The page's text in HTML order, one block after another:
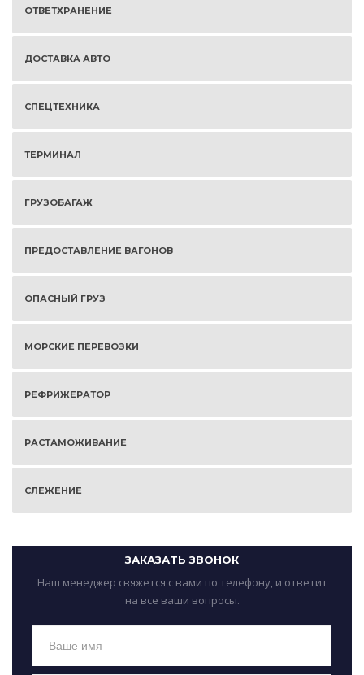
ОТВЕТХРАНЕНИЕ
ДОСТАВКА АВТО
СПЕЦТЕХНИКА
ТЕРМИНАЛ
ГРУЗОБАГАЖ
ПРЕДОСТАВЛЕНИЕ ВАГОНОВ
ОПАСНЫЙ ГРУЗ
МОРСКИЕ ПЕРЕВОЗКИ
РЕФРИЖЕРАТОР
РАСТАМОЖИВАНИЕ
СЛЕЖЕНИЕ
ЗАКАЗАТЬ ЗВОНОК
Наш менеджер свяжется с вами по телефону, и ответит
на все ваши вопросы.